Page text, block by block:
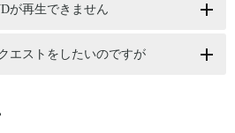
が再生できません
エストをしたいのですが